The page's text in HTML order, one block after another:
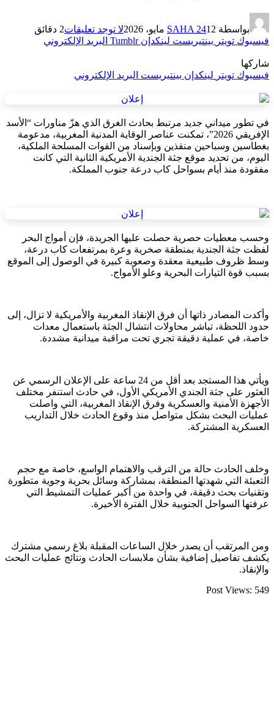
بواسطة SAHA 2412 مايو، 2026 لا توجد تعليقات2 دقائق
فيسبوك تويتر بينتيريست لينكدإن Tumblr البريد الإلكتروني
شاركها
فيسبوك تويتر لينكدإن بينتيريست البريد الإلكتروني
في تطور ميداني جديد مرتبط بحادث الغرق الذي هزّ مناورات “الأسد
الإفريقي 2026”، تمكنت عناصر الوقاية المدنية المغربية، مدعومة
بغطاسين وسباحين منقذين وبإسناد من القوات المسلحة الملكية،
اليوم، من تحديد موقع جثة الجندية الأمريكية الثانية التي كانت
مفقودة منذ أيام بسواحل كاب درعة جنوب المملكة.
وحسب معطيات حصرية حصلت عليها الجريدة، فإن أمواج البحر
لفظت جثة الجندية بمنطقة صخرية وعرة بمرتفعات كاب درعة،
وسط ظروف طبيعية معقدة وصعوبة كبيرة في الوصول إلى الموقع
بسبب قوة التيارات البحرية وعلو الأمواج.
وأكدت المصادر ذاتها أن فرق الإنقاذ المغربية والأمريكية لا تزال، إلى
حدود اللحظة، تباشر محاولات انتشال الجثة باستعمال معدات
خاصة، في عملية دقيقة تجري تحت مراقبة ميدانية مشددة.
ويأتي هذا المستجد بعد أقل من 24 ساعة على الإعلان الرسمي عن
العثور على جثة الجندي الأمريكي الأول، في حادث استنفر مختلف
الأجهزة الأمنية والعسكرية وفرق الإنقاذ المغربية، التي واصلت
عمليات البحث بشكل متواصل منذ وقوع الحادث خلال التداريب
العسكرية المشتركة.
وخلف الحادث حالة من الترقب والاهتمام الواسع، خاصة مع حجم
التعبئة التي شهدتها المنطقة، بمشاركة وسائل بحرية وجوية متطورة
وتقنيات بحث دقيقة، في واحدة من أكبر عمليات التمشيط التي
عرفتها السواحل الجنوبية خلال الفترة الأخيرة.
ومن المرتقب أن يصدر خلال الساعات المقبلة بلاغ رسمي مشترك
يكشف تفاصيل إضافية بشأن ملابسات الحادث ونتائج عمليات البحث
والإنقاذ.
Post Views: 549